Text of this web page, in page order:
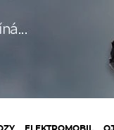
ELEKTROMOBIL